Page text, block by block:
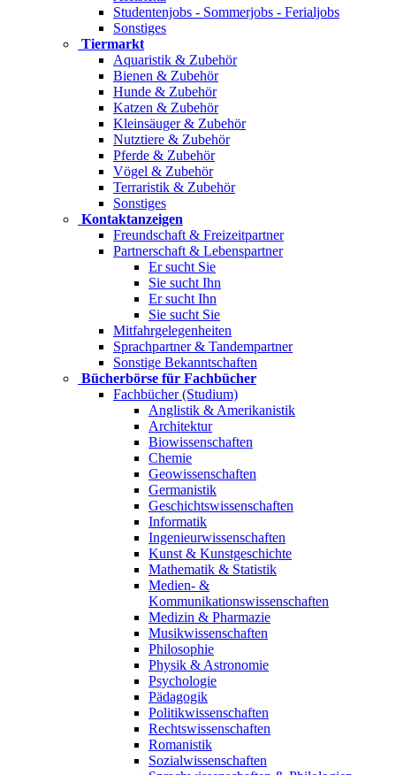
Studentenjobs - Sommerjobs - Ferialjobs
Sonstiges
Tiermarkt
Aquaristik & Zubehör
Bienen & Zubehör
Hunde & Zubehör
Katzen & Zubehör
Kleinsäuger & Zubehör
Nutztiere & Zubehör
Pferde & Zubehör
Vögel & Zubehör
Terraristik & Zubehör
Sonstiges
Kontaktanzeigen
Freundschaft & Freizeitpartner
Partnerschaft & Lebenspartner
Er sucht Sie
Sie sucht Ihn
Er sucht Ihn
Sie sucht Sie
Mitfahrgelegenheiten
Sprachpartner & Tandempartner
Sonstige Bekanntschaften
Bücherbörse für Fachbücher
Fachbücher (Studium)
Anglistik & Amerikanistik
Architektur
Biowissenschaften
Chemie
Geowissenschaften
Germanistik
Geschichtswissenschaften
Informatik
Ingenieurwissenschaften
Kunst & Kunstgeschichte
Mathematik & Statistik
Medien- &
Kommunikationswissenschaften
Medizin & Pharmazie
Musikwissenschaften
Philosophie
Physik & Astronomie
Psychologie
Pädagogik
Politikwissenschaften
Rechtswissenschaften
Romanistik
Sozialwissenschaften